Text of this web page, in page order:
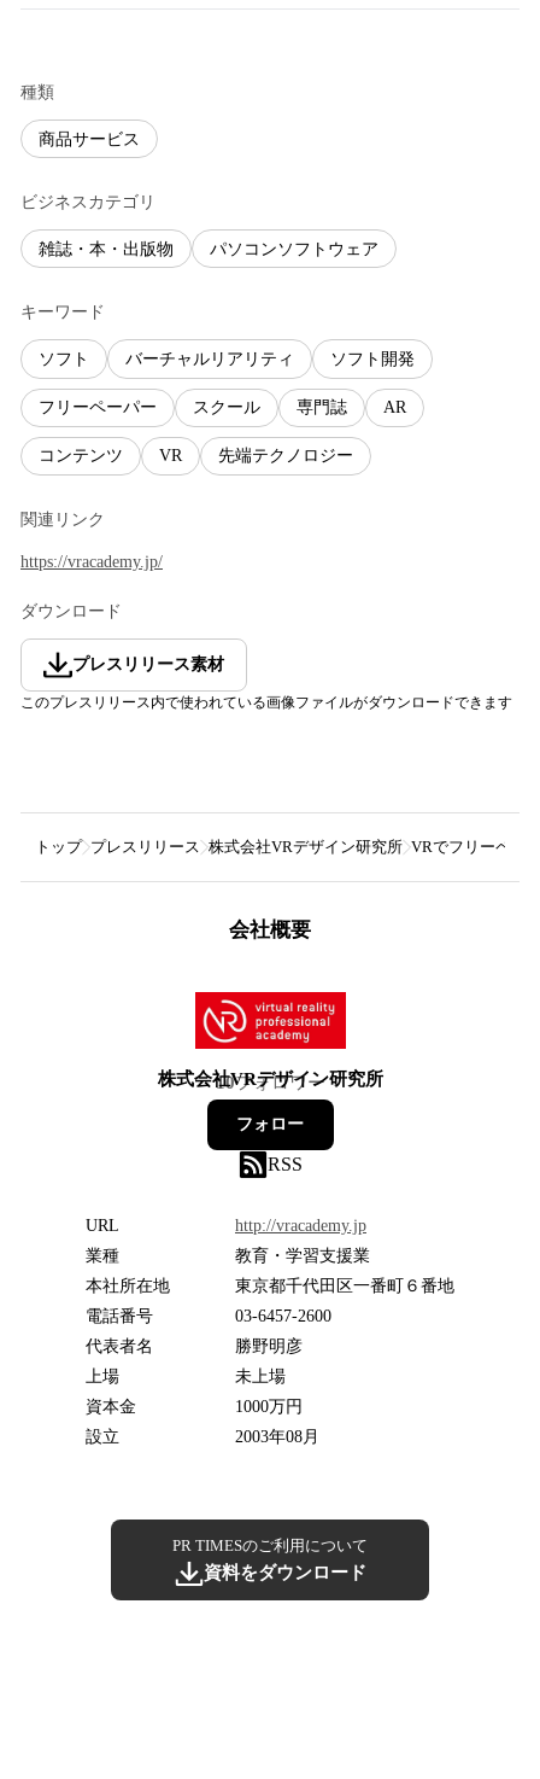
種類
商品サービス
ビジネスカテゴリ
雑誌・本・出版物 パソコンソフトウェア
キーワード
ソフト バーチャルリアリティ ソフト開発
フリーペーパー スクール 専門誌 AR
コンテンツ VR 先端テクノロジー
関連リンク
https://vracademy.jp/
ダウンロード
プレスリリース素材
このプレスリリース内で使われている画像ファイルがダウンロードできます
トップ プレスリリース 株式会社VRデザイン研究所 VRでフリーペー
会社概要
株式会社VRデザイン研究所
10フォロワー
フォロー
RSS
URL
http://vracademy.jp
業種
教育・学習支援業
本社所在地
東京都千代田区一番町６番地
電話番号
03-6457-2600
代表者名
勝野明彦
上場
未上場
資本金
1000万円
設立
2003年08月
PR TIMESのご利用について
資料をダウンロード